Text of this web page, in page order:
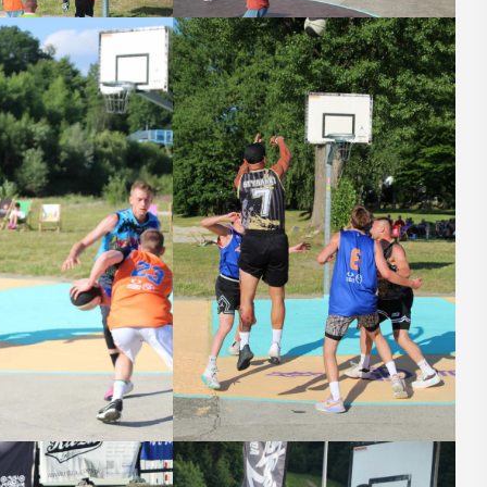
plaży
wydarzenia
akcję
...
27
CZERWIEC
Cały dzień
Myślenice 3×3
Basket
W sobotę 27 czerwca na myślenickim
Zarabiu odbędą się koszykarskie
zawody 3x3 Basket. Rozgrywany nad
myślenickim jazem turniej ma długą i
bogatą historię, która sięga roku ...
POKAŻ SZCZEGÓŁY